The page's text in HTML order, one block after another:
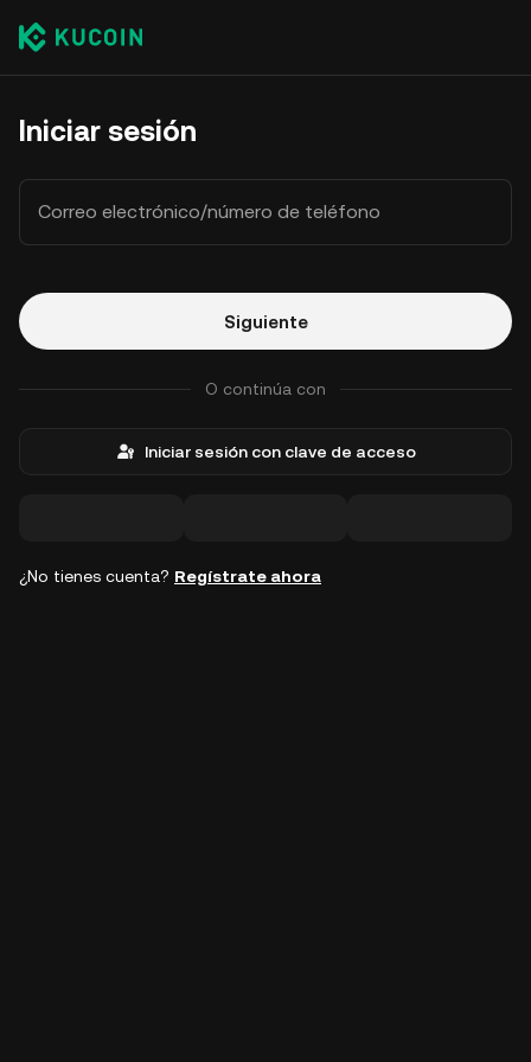
Iniciar sesión
Correo electrónico/número de teléfono
Siguiente
O continúa con
Iniciar sesión con clave de acceso
¿No tienes cuenta? Regístrate ahora